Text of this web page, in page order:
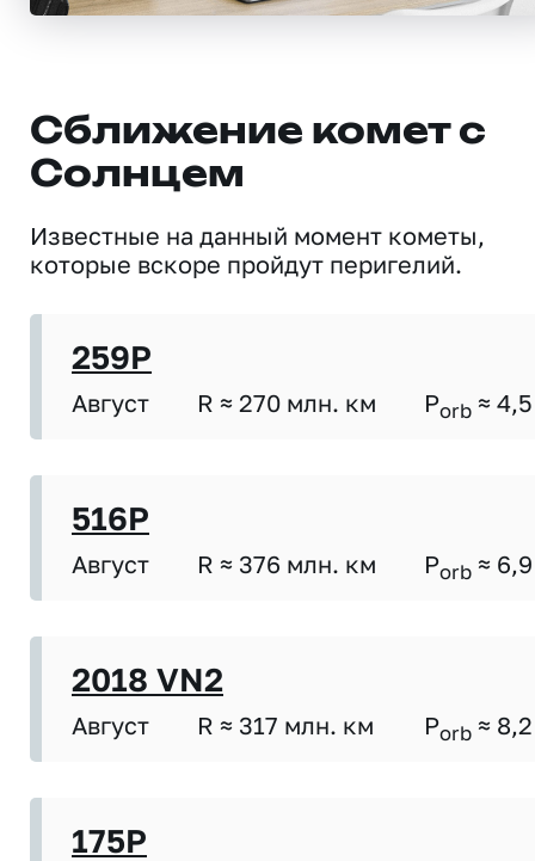
Сближение комет с
Солнцем
Известные на данный момент кометы,
которые вскоре пройдут перигелий.
259P
Август R ≈ 270 млн. км Porb ≈ 4,5
516P
Август R ≈ 376 млн. км Porb ≈ 6,9
2018 VN2
Август R ≈ 317 млн. км Porb ≈ 8,2
175P